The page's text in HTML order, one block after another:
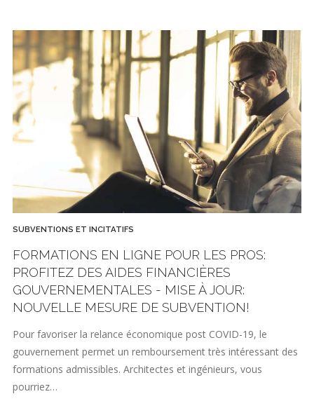
SUBVENTIONS ET INCITATIFS
FORMATIONS EN LIGNE POUR LES PROS:
PROFITEZ DES AIDES FINANCIÈRES
GOUVERNEMENTALES - MISE À JOUR:
NOUVELLE MESURE DE SUBVENTION!
Pour favoriser la relance économique post COVID-19, le
gouvernement permet un remboursement très intéressant des
formations admissibles. Architectes et ingénieurs, vous
pourriez…